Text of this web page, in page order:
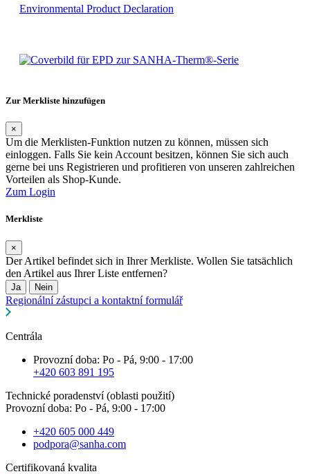
Environmental Product Declaration
Zur Merkliste hinzufügen
×
Um die Merklisten-Funktion nutzen zu können, müssen sich
einloggen. Falls Sie kein Account besitzen, können Sie sich auch
gerne bei uns Registrieren und profitieren von unseren zahlreichen
Vorteilen als Shop-Kunde.
Zum Login
Merkliste
×
Der Artikel befindet sich in Ihrer Merkliste. Wollen Sie tatsächlich
den Artikel aus Ihrer Liste entfernen?
Ja Nein
Regionální zástupci a kontaktní formulář
Centrála
Provozní doba: Po - Pá, 9:00 - 17:00
+420 603 891 195
Technické poradenství (oblasti použití)
Provozní doba: Po - Pá, 9:00 - 17:00
+420 605 000 449
podpora@sanha.com
Certifikovaná kvalita